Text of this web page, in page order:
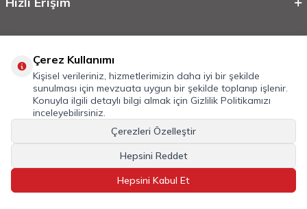
Tüm Hakkı Saklıdır.Mobilcadde.com
E-TicaretSistemleriyle Hazırlanmıştır.
Çerez Kullanımı
Kişisel verileriniz, hizmetlerimizin daha iyi bir şekilde
sunulması için mevzuata uygun bir şekilde toplanıp işlenir.
Konuyla ilgili detaylı bilgi almak için Gizlilik Politikamızı
inceleyebilirsiniz.
Çerezleri Özelleştir
Hepsini Reddet
Hepsini Kabul Et